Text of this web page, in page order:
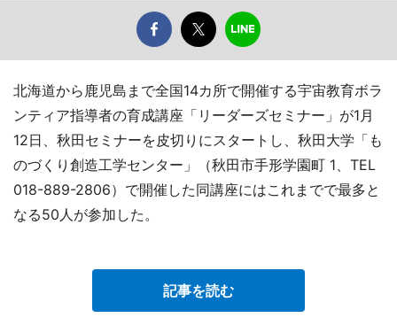
北海道から鹿児島まで全国14カ所で開催する宇宙教育ボラ
ンティア指導者の育成講座「リーダーズセミナー」が1月
12日、秋田セミナーを皮切りにスタートし、秋田大学「も
のづくり創造工学センター」（秋田市手形学園町 1、TEL
018-889-2806）で開催した同講座にはこれまでで最多と
なる50人が参加した。
記事を読む